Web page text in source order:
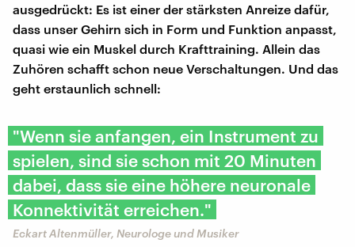
ausgedrückt: Es ist einer der stärksten Anreize dafür,
dass unser Gehirn sich in Form und Funktion anpasst,
quasi wie ein Muskel durch Krafttraining. Allein das
Zuhören schafft schon neue Verschaltungen. Und das
geht erstaunlich schnell:
"Wenn sie anfangen, ein Instrument zu
spielen, sind sie schon mit 20 Minuten
dabei, dass sie eine höhere neuronale
Konnektivität erreichen."
Eckart Altenmüller, Neurologe und Musiker